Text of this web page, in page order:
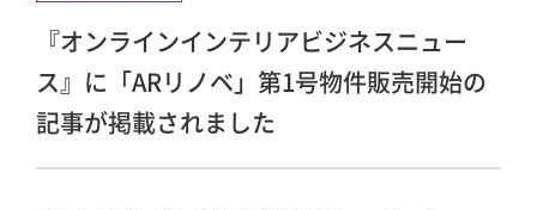
『オンラインインテリアビジネスニュー
ス』に「ARリノベ」第1号物件販売開始の
記事が掲載されました